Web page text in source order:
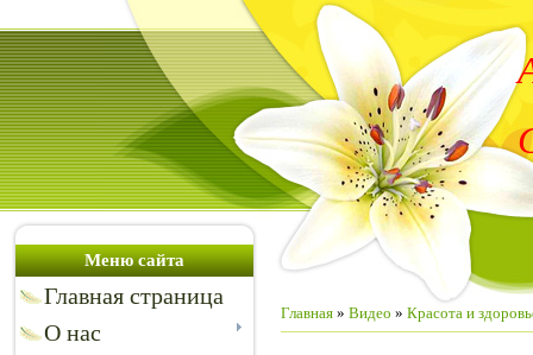
Меню сайта
Главная страница
О нас
Главная » Видео » Красота и